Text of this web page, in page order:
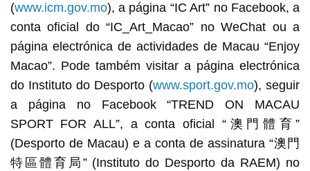
(www.icm.gov.mo), a página “IC Art” no Facebook, a
conta oficial do “IC_Art_Macao” no WeChat ou a
página electrónica de actividades de Macau “Enjoy
Macao”. Pode também visitar a página electrónica
do Instituto do Desporto (www.sport.gov.mo), seguir
a página no Facebook “TREND ON MACAU
SPORT FOR ALL”, a conta oficial “澳門體育”
(Desporto de Macau) e a conta de assinatura “澳門
特區體育局” (Instituto do Desporto da RAEM) no